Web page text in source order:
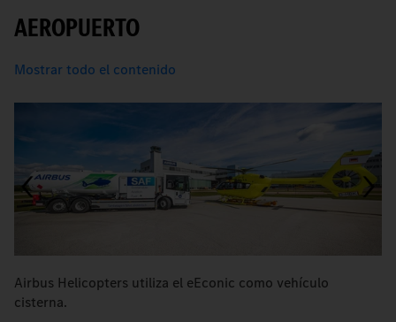
AEROPUERTO
Mostrar todo el contenido
Airbus Helicopters utiliza el eEconic como vehículo
cisterna.